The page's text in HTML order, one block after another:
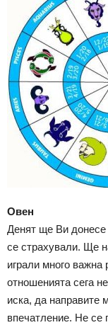
Овен
Денят ще Ви донесе
се страхували. Ще
играли много
отношенията сега
иска, да направите
впечатление. Не се